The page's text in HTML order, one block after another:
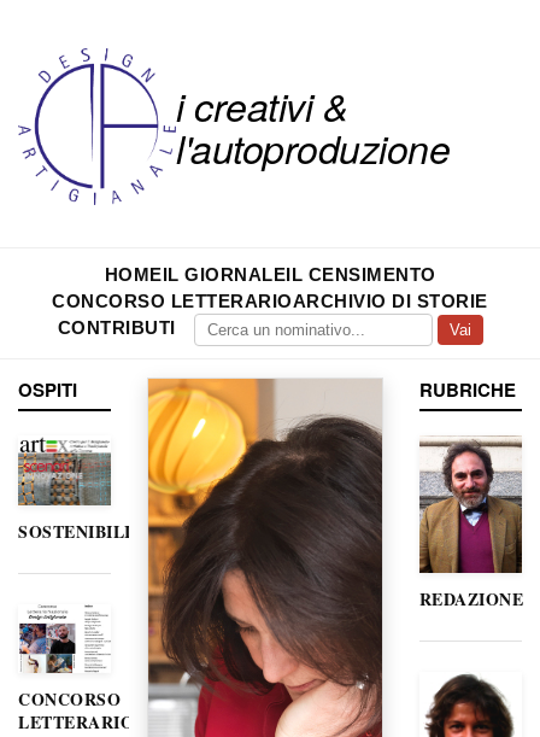
i creativi &
l'autoproduzione
HOMEIL GIORNALEIL CENSIMENTO
CONCORSO LETTERARIOARCHIVIO DI STORIE
CONTRIBUTI
Vai
OSPITI
SOSTENIBILITÀ
CONCORSO
LETTERARIO
RUBRICHE
REDAZIONE